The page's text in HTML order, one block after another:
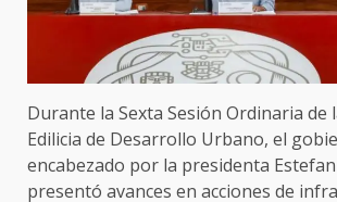
Durante la Sexta Sesión Ordinaria de
Edilicia de Desarrollo Urbano, el
encabezado por la presidenta
presentó avances en acciones de